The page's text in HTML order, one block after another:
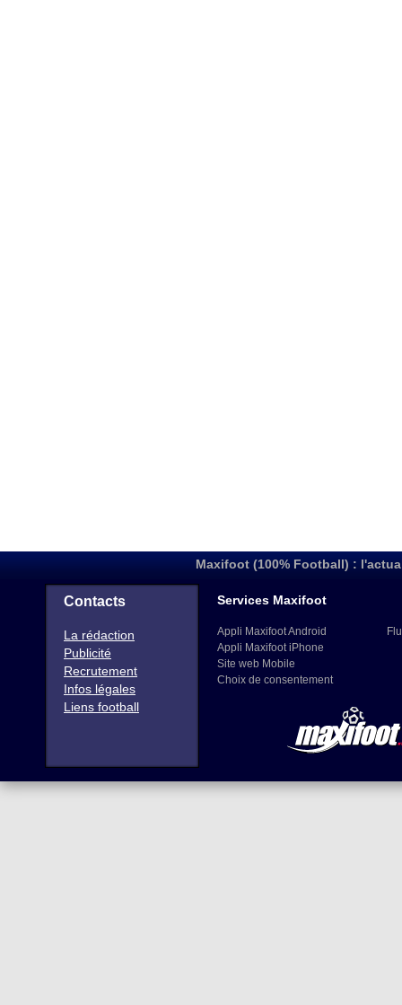
Maxifoot (100% Football) :
Contacts
La rédaction
Publicité
Recrutement
Infos légales
Liens football
Services Maxifoot
Appli Maxifoot Android
Appli Maxifoot iPhone
Site web Mobile
Choix de consentement